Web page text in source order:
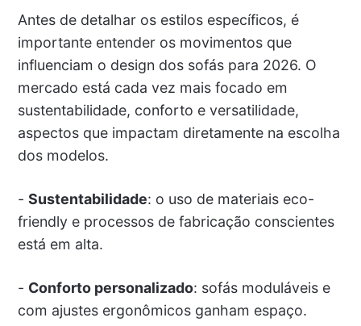
Antes de detalhar os estilos específicos, é
importante entender os movimentos que
influenciam o design dos sofás para 2026. O
mercado está cada vez mais focado em
sustentabilidade, conforto e versatilidade,
aspectos que impactam diretamente na escolha
dos modelos.
- Sustentabilidade: o uso de materiais eco-
friendly e processos de fabricação conscientes
está em alta.
- Conforto personalizado: sofás moduláveis e
com ajustes ergonômicos ganham espaço.